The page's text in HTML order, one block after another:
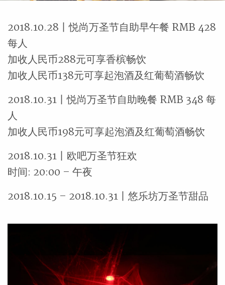
2018.10.28丨悦尚万圣节自助早午餐 RMB 428
每人
加收人民币288元可享香槟畅饮
加收人民币138元可享起泡酒及红葡萄酒畅饮
2018.10.31丨悦尚万圣节自助晚餐 RMB 348 每
人
加收人民币198元可享起泡酒及红葡萄酒畅饮
2018.10.31丨欧吧万圣节狂欢
时间: 20:00 – 午夜
2018.10.15 – 2018.10.31丨悠乐坊万圣节甜品